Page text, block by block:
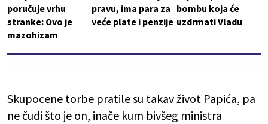
poručuje vrhu
stranke: Ovo je
mazohizam
pravu, ima para za
veće plate i penzije
bombu koja će
uzdrmati Vladu
Skupocene torbe pratile su takav život Papića, pa
ne čudi što je on, inače kum bivšeg ministra